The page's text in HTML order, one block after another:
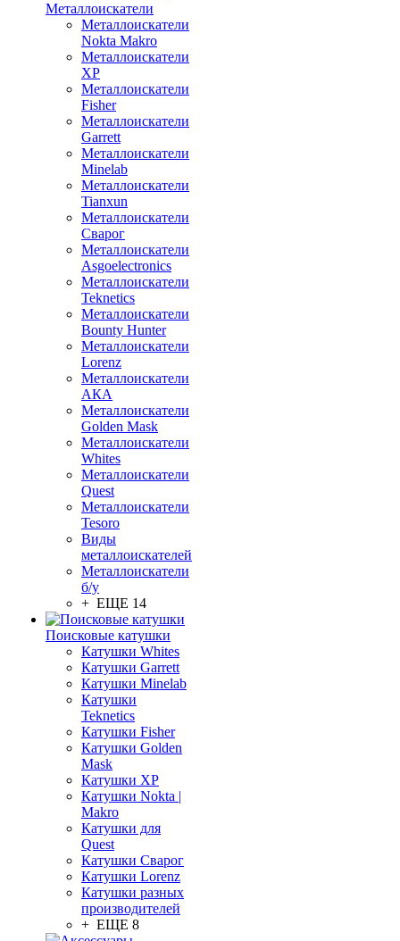
Металлоискатели
Металлоискатели
Nokta Makro
Металлоискатели
XP
Металлоискатели
Fisher
Металлоискатели
Garrett
Металлоискатели
Minelab
Металлоискатели
Tianxun
Металлоискатели
Сварог
Металлоискатели
Asgoelectronics
Металлоискатели
Teknetics
Металлоискатели
Bounty Hunter
Металлоискатели
Lorenz
Металлоискатели
АКА
Металлоискатели
Golden Mask
Металлоискатели
Whites
Металлоискатели
Quest
Металлоискатели
Tesoro
Виды
металлоискателей
Металлоискатели
б/у
+ ЕЩЕ 14
Поисковые катушки
Катушки Whites
Катушки Garrett
Катушки Minelab
Катушки
Teknetics
Катушки Fisher
Катушки Golden
Mask
Катушки XP
Катушки Nokta |
Makro
Катушки для
Quest
Катушки Сварог
Катушки Lorenz
Катушки разных
производителей
+ ЕЩЕ 8